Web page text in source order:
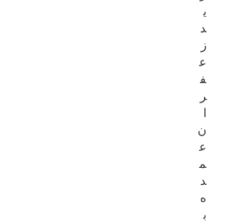
ی
د
ز
ع
ف
ر
ا
ن
ع
م
د
ه
ب